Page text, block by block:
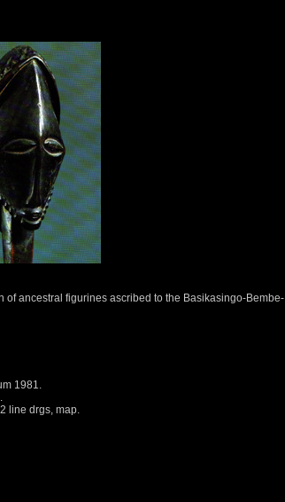
of ancestral figurines ascribed to the Basikasingo-Bembe-
1981.
line drgs, map.